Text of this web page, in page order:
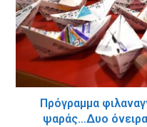
Πρόγραμμα
ψαράς…Δυο